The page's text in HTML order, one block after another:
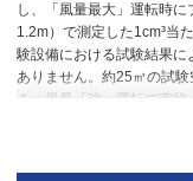
し、「風量最大」運転時
1.2m）で測定した1cm³当
験設備における試験結果
ありません。約25㎥の試
る。風量「強」運転で実